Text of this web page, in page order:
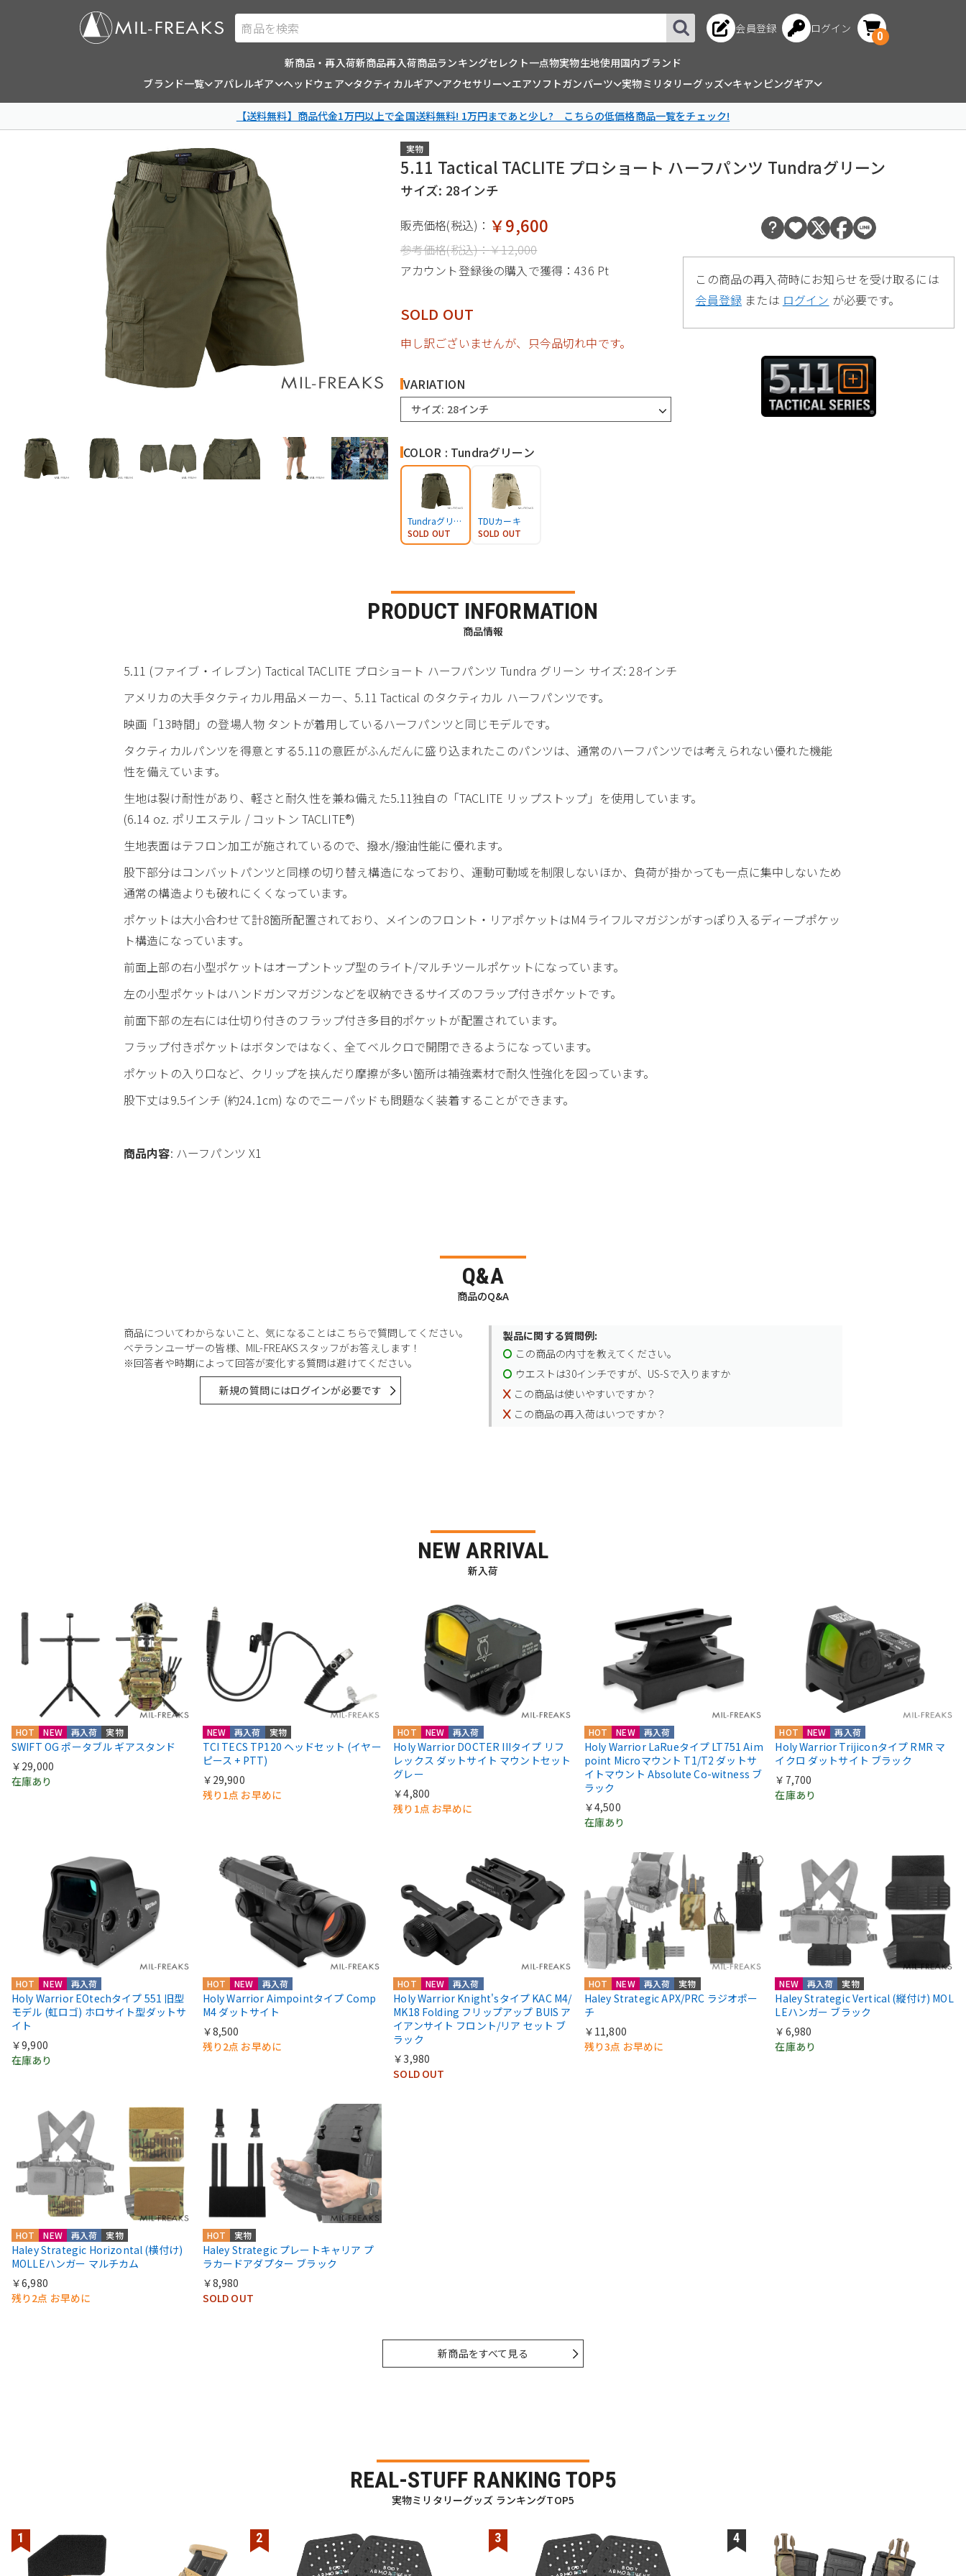
商品を検索 会員登録 ログイン
0
新商品・再入荷新商品再入荷商品ランキングセレクト一点物実物生地使用国内ブランド
ブランド一覧
アパレルギア ヘッドウェア タクティカルギア アクセサリー エアソフトガンパーツ 実物ミリタリーグッズ キャンピングギア
【送料無料】商品代金1万円以上で全国送料無料! 1万円まであと少し? こちらの低価格商品一覧をチェック!
実物
5.11 Tactical TACLITE プロショート ハーフパンツ Tundraグリーン
サイズ: 28インチ
販売価格(税込)： ￥9,600
参考価格(税込)：￥12,000
アカウント登録後の購入で獲得：436 Pt
SOLD OUT
申し訳ございませんが、只今品切れ中です。
VARIATION
サイズ: 28インチ
COLOR : Tundraグリーン
Tundraグリーン
SOLD OUT
TDUカーキ
SOLD OUT
この商品の再入荷時にお知らせを受け取るには
会員登録 または ログイン が必要です。
PRODUCT INFORMATION
商品情報
5.11 (ファイブ・イレブン) Tactical TACLITE プロショート ハーフパンツ Tundra グリーン サイズ: 28インチ
アメリカの大手タクティカル用品メーカー、5.11 Tactical のタクティカル ハーフパンツです。
映画「13時間」の登場人物 タントが着用しているハーフパンツと同じモデルです。
タクティカルパンツを得意とする5.11の意匠がふんだんに盛り込まれたこのパンツは、通常のハーフパンツでは考えられない優れた機能
性を備えています。
生地は裂け耐性があり、軽さと耐久性を兼ね備えた5.11独自の「TACLITE リップストップ」を使用しています。
(6.14 oz. ポリエステル / コットン TACLITE®)
生地表面はテフロン加工が施されているので、撥水/撥油性能に優れます。
股下部分はコンバットパンツと同様の切り替え構造になっており、運動可動域を制限しないほか、負荷が掛かっても一点に集中しないため
通常の構造よりも破れにくくなっています。
ポケットは大小合わせて計8箇所配置されており、メインのフロント・リアポケットはM4ライフルマガジンがすっぽり入るディープポケッ
ト構造になっています。
前面上部の右小型ポケットはオープントップ型のライト/マルチツールポケットになっています。
左の小型ポケットはハンドガンマガジンなどを収納できるサイズのフラップ付きポケットです。
前面下部の左右には仕切り付きのフラップ付き多目的ポケットが配置されています。
フラップ付きポケットはボタンではなく、全てベルクロで開閉できるようになっています。
ポケットの入り口など、クリップを挟んだり摩擦が多い箇所は補強素材で耐久性強化を図っています。
股下丈は9.5インチ (約24.1cm) なのでニーパッドも問題なく装着することができます。
商品内容: ハーフパンツ X1
Q&A
商品のQ&A
商品についてわからないこと、気になることはこちらで質問してください。
ベテランユーザーの皆様、MIL-FREAKSスタッフがお答えします！
※回答者や時期によって回答が変化する質問は避けてください。
新規の質問にはログインが必要です
製品に関する質問例:
この商品の内寸を教えてください。
ウエストは30インチですが、US-Sで入りますか
この商品は使いやすいですか？
この商品の再入荷はいつですか？
NEW ARRIVAL
新入荷
HOT NEW 再入荷 実物
SWIFT OG ポータブル ギアスタンド
￥29,000
在庫あり
NEW 再入荷 実物
TCI TECS TP120 ヘッドセット (イヤー
ピース + PTT)
￥29,900
残り1点 お早めに
HOT NEW 再入荷
Holy Warrior DOCTER IIIタイプ リフ
レックス ダットサイト マウントセット
グレー
￥4,800
残り1点 お早めに
HOT NEW 再入荷
Holy Warrior LaRueタイプ LT751 Aim
point Microマウント T1/T2 ダットサ
イトマウント Absolute Co-witness ブ
ラック
￥4,500
在庫あり
HOT NEW 再入荷
Holy Warrior Trijiconタイプ RMR マ
イクロ ダットサイト ブラック
￥7,700
在庫あり
HOT NEW 再入荷
Holy Warrior EOtechタイプ 551 旧型
モデル (虹ロゴ) ホロサイト型ダットサ
イト
￥9,900
在庫あり
HOT NEW 再入荷
Holy Warrior Aimpointタイプ Comp
M4 ダットサイト
￥8,500
残り2点 お早めに
HOT NEW 再入荷
Holy Warrior Knight'sタイプ KAC M4/
MK18 Folding フリップアップ BUIS ア
イアンサイト フロント/リア セット ブ
ラック
￥3,980
SOLD OUT
HOT NEW 再入荷 実物
Haley Strategic APX/PRC ラジオポー
チ
￥11,800
残り3点 お早めに
NEW 再入荷 実物
Haley Strategic Vertical (縦付け) MOL
LEハンガー ブラック
￥6,980
在庫あり
HOT NEW 再入荷 実物
Haley Strategic Horizontal (横付け)
MOLLEハンガー マルチカム
￥6,980
残り2点 お早めに
HOT 実物
Haley Strategic プレートキャリア プ
ラカードアダプター ブラック
￥8,980
SOLD OUT
新商品をすべて見る
REAL-STUFF RANKING TOP5
実物ミリタリーグッズ ランキングTOP5